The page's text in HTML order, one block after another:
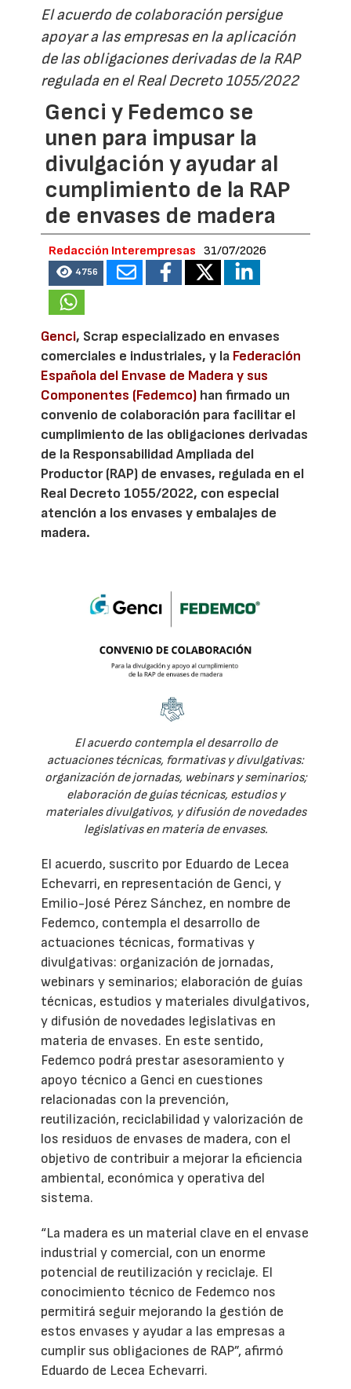
El acuerdo de colaboración persigue
apoyar a las empresas en la aplicación
de las obligaciones derivadas de la RAP
regulada en el Real Decreto 1055/2022
Genci y Fedemco se
unen para impusar la
divulgación y ayudar al
cumplimiento de la RAP
de envases de madera
Redacción Interempresas 31/07/2026
4756
Genci, Scrap especializado en envases
comerciales e industriales, y la Federación
Española del Envase de Madera y sus
Componentes (Fedemco) han firmado un
convenio de colaboración para facilitar el
cumplimiento de las obligaciones derivadas
de la Responsabilidad Ampliada del
Productor (RAP) de envases, regulada en el
Real Decreto 1055/2022, con especial
atención a los envases y embalajes de
madera.
El acuerdo contempla el desarrollo de
actuaciones técnicas, formativas y divulgativas:
organización de jornadas, webinars y seminarios;
elaboración de guías técnicas, estudios y
materiales divulgativos, y difusión de novedades
legislativas en materia de envases.
El acuerdo, suscrito por Eduardo de Lecea
Echevarri, en representación de Genci, y
Emilio-José Pérez Sánchez, en nombre de
Fedemco, contempla el desarrollo de
actuaciones técnicas, formativas y
divulgativas: organización de jornadas,
webinars y seminarios; elaboración de guías
técnicas, estudios y materiales divulgativos,
y difusión de novedades legislativas en
materia de envases. En este sentido,
Fedemco podrá prestar asesoramiento y
apoyo técnico a Genci en cuestiones
relacionadas con la prevención,
reutilización, reciclabilidad y valorización de
los residuos de envases de madera, con el
objetivo de contribuir a mejorar la eficiencia
ambiental, económica y operativa del
sistema.
“La madera es un material clave en el envase
industrial y comercial, con un enorme
potencial de reutilización y reciclaje. El
conocimiento técnico de Fedemco nos
permitirá seguir mejorando la gestión de
estos envases y ayudar a las empresas a
cumplir sus obligaciones de RAP”, afirmó
Eduardo de Lecea Echevarri.